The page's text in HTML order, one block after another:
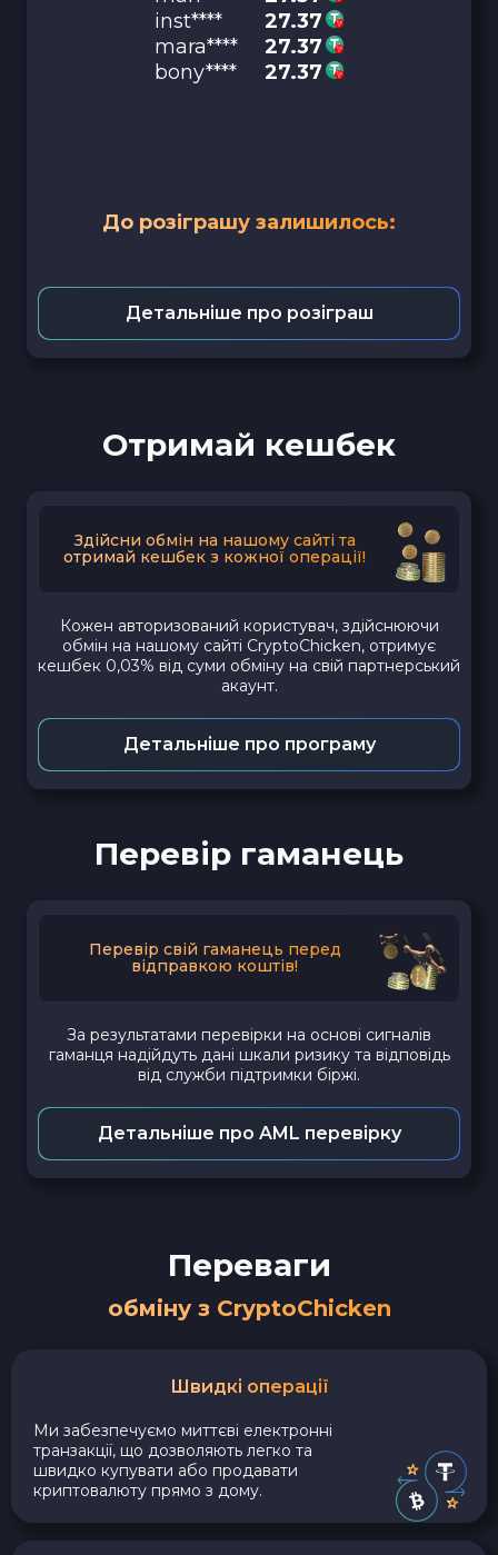
inst****
27.37
mara****
27.37
bony****
27.37
До розіграшу залишилось:
Детальніше про розіграш
Отримай кешбек
Здійсни обмін на нашому сайті та
отримай кешбек з кожної операції!
Кожен авторизований користувач, здійснюючи
обмін на нашому сайті CryptoChicken, отримує
кешбек 0,03% від суми обміну на свій партнерський
акаунт.
Детальніше про програму
Перевір гаманець
Перевір свій гаманець перед
відправкою коштів!
За результатами перевірки на основі сигналів
гаманця надійдуть дані шкали ризику та відповідь
від служби підтримки біржі.
Детальніше про AML перевірку
Переваги
обміну з CryptoChicken
Швидкі операції
Ми забезпечуємо миттєві електронні
транзакції, що дозволяють легко та
швидко купувати або продавати
криптовалюту прямо з дому.